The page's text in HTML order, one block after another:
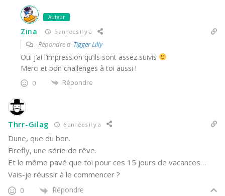
Auteur
Zina 6 années il y a
Répondre à Tigger Lilly
Oui j’ai l’impression qu’ils sont assez suivis
Merci et bon challenges à toi aussi !
0 Répondre
Thrr-Gilag 6 années il y a
Dune, que du bon.
Firefly, une série de rêve.
Et le même pavé que toi pour ces 15 jours de vacances…
Vais-je réussir à le commencer ?
0 Répondre